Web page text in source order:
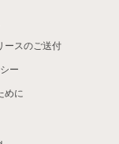
ースのご送付
ー
めに